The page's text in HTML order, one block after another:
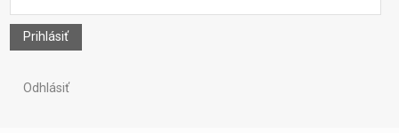
Prihlásiť
Odhlásiť